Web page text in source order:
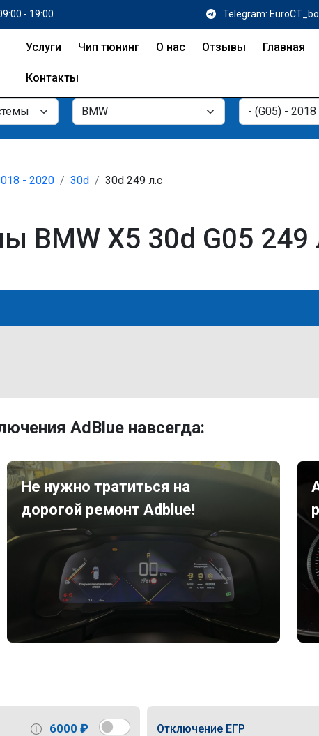
- 19:00 Telegram:
Услуги Чип тюнинг О нас Отзывы Главная
Контакты
- 2020 30d 30d 249 л.с
BMW X5 30d G05
AdBlue навсегда:
Не нужно тратиться на
дорогой ремонт Adblue!
6000 ₽ Отключение ЕГР